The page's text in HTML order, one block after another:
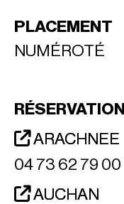
PLACEMENT
NUMÉROTÉ
RÉSERVATION
ARACHNEE
04 73 62 79 00
AUCHAN